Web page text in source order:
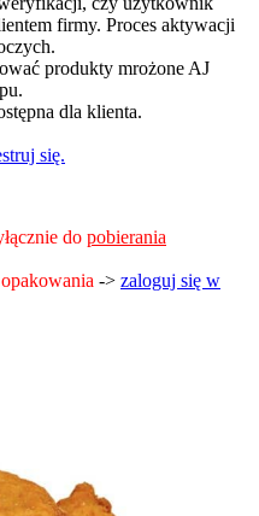
firmy. Proces aktywacji
produkty mrożone AJ
dla klienta.
się.
do pobierania
-> zaloguj się w